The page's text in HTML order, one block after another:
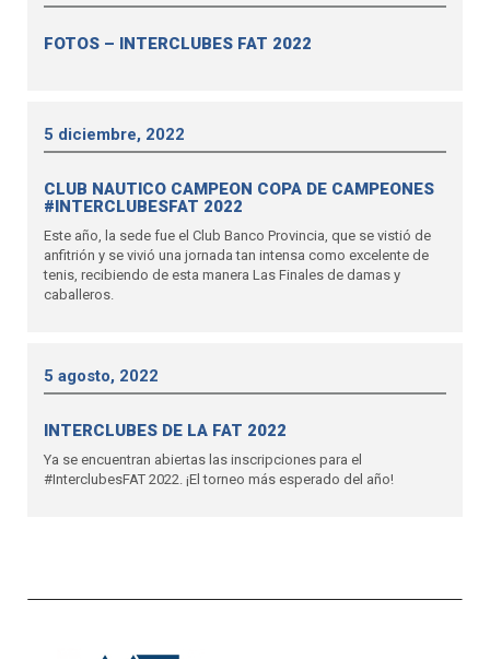
FOTOS – INTERCLUBES FAT 2022
5 diciembre, 2022
CLUB NAUTICO CAMPEON COPA DE CAMPEONES
#INTERCLUBESFAT 2022
Este año, la sede fue el Club Banco Provincia, que se vistió de
anfitrión y se vivió una jornada tan intensa como excelente de
tenis, recibiendo de esta manera Las Finales de damas y
caballeros.
5 agosto, 2022
INTERCLUBES DE LA FAT 2022
Ya se encuentran abiertas las inscripciones para el
#InterclubesFAT 2022. ¡El torneo más esperado del año!